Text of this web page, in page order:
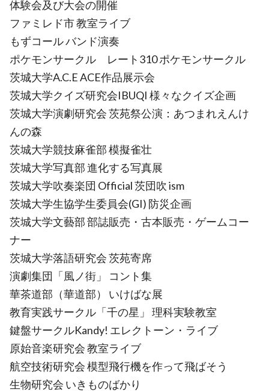
体験会及び大会の開催
ファミレド市 教室ライブ
もずコール バンド演奏
ポケモンサークル レート310 ポケモンサークル
茨城大学A.C.E ACE作品展示会
茨城大学クイズ研究会IBUQI 様々なクイズ企画
茨城大学演劇研究会 茨苑祭公演：あつまれえんけ
んの森
茨城大学競技麻雀部 模擬雀壮
茨城大学写真部 進化する写真展
茨城大学吹奏楽団 Official 茨団吹 ism
茨城大学生協学生委員会(GI) 防災企画
茨城大学文藝部 部誌販売・古本販売・ゲームコー
ナー
茨城大学落語研究会 茨苑寄席
演劇集団「風ノ街」 コント集
華茶道部（華道部） いけばな展
教育実践サークル「千の星」 理科実験教室
鍵盤サークルKandy! エレクトーン・ライブ
原始音楽研究会 教室ライブ
航空技術研究会 模型飛行機を作って飛ばそう
生物研究会 いきものばかり